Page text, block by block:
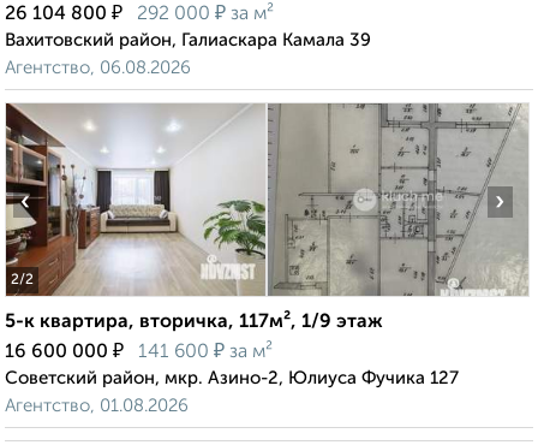
26 104 800 ₽ 292 000 ₽ за м²
Вахитовский район, Галиаскара Камала 39
Агентство, 06.08.2026
2/2
‹ ›
5-к квартира, вторичка, 117м², 1/9 этаж
16 600 000 ₽ 141 600 ₽ за м²
Советский район, мкр. Азино-2, Юлиуса Фучика 127
Агентство, 01.08.2026